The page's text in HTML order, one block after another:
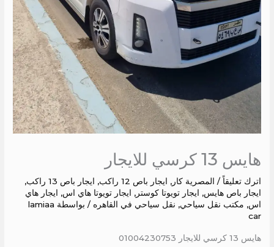
هايس 13 كرسي للايجار
اترك تعليقاً / المصرية كار, ايجار باص 12 راكب , ايجار باص 13 راكب
,
ايجار باص هايس, ايجار تويوتا كوستر, ايجار تويوتا هاي اس, ايجار هاي
اس, مكتب نقل سياحي, نقل سياحي في القاهره / بواسطة lamiaa
car
هايس 13 كرسي للايجار 01004230753